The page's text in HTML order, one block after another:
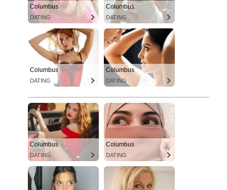
Columbus
DATING
Columbus
DATING
Columbus
DATING
Columbus
DATING
Columbus
DATING
Columbus
DATING